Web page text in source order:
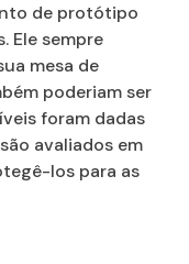
de protótipo
Ele sempre
mesa de
poderiam ser
foram dadas
avaliados em
los para as